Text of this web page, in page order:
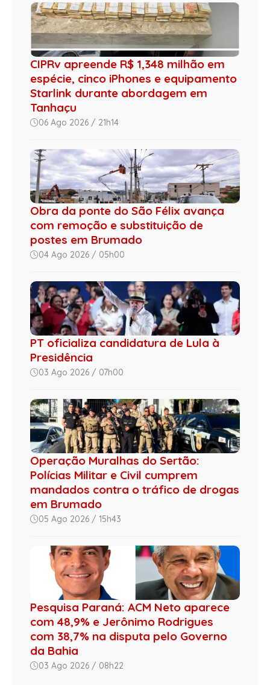
CIPRv apreende R$ 1,348 milhão em
espécie, cinco iPhones e equipamento
Starlink durante abordagem em
Tanhaçu
06 Ago 2026 / 21h14
Obra da ponte do São Félix avança
com remoção e substituição de
postes em Brumado
04 Ago 2026 / 05h00
PT oficializa candidatura de Lula à
Presidência
03 Ago 2026 / 07h00
Operação Muralhas do Sertão:
Polícias Militar e Civil cumprem
mandados contra o tráfico de drogas
em Brumado
05 Ago 2026 / 15h43
Pesquisa Paraná: ACM Neto aparece
com 48,9% e Jerônimo Rodrigues
com 38,7% na disputa pelo Governo
da Bahia
03 Ago 2026 / 08h22